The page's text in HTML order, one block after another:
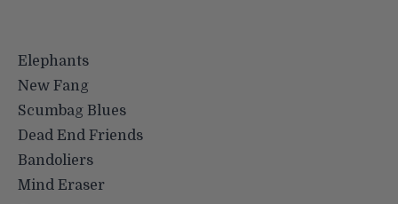
Elephants
New Fang
Scumbag Blues
Dead End Friends
Bandoliers
Mind Eraser